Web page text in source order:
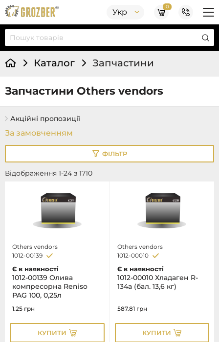
Укр
0
Каталог Запчастини
Запчастини Others vendors
Акційні пропозиції
Відображення 1-24 з 1710
ФІЛЬТР
Others vendors
1012-00139
Є в наявності
1012-00139 Олива
компресорна Reniso
PAG 100, 0,25л
1.25 грн
КУПИТИ
Others vendors
1012-00010
Є в наявності
1012-00010 Хладаген R-
134a (бал. 13,6 кг)
587.81 грн
КУПИТИ